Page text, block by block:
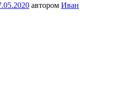
автором Иван